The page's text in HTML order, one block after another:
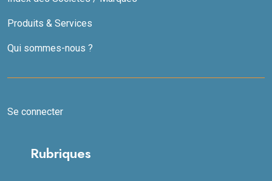
Produits & Services
Qui sommes-nous ?
Se connecter
Rubriques